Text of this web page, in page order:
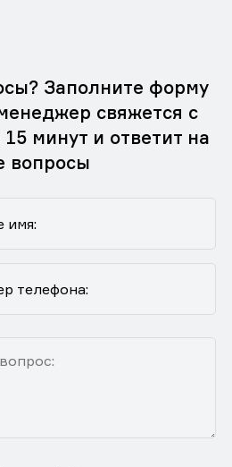
Заполните форму
свяжется с
минут и ответит на
вопросы